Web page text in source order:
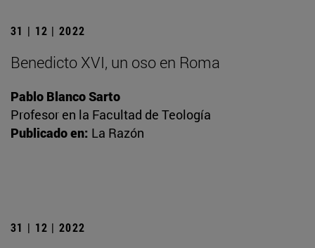
31 | 12 | 2022
Benedicto XVI, un oso en Roma
Pablo Blanco Sarto
Profesor en la Facultad de Teología
Publicado en: La Razón
31 | 12 | 2022